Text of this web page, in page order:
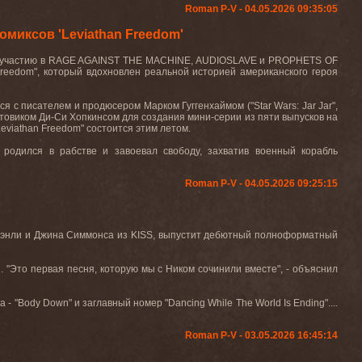
Roman P-V - 04.05.2026 09:35:05
'Leviathan Freedom'
в RAGE AGAINST THE MACHINE, AUDIOSLAVE и PROPHETS OF
который вдохновлен реальной историей американского героя
с писателем и продюсером Марком Гуггенхаймом ("Star Wars: Jar Jar",
Ди-Си Хопкинсом для создания мини-серии из пяти выпусков на
Freedom" состоится этим летом.
в рабстве и завоевал свободу, захватив военный корабль
Roman P-V - 04.05.2026 09:25:15
и Джина Симмонса из KISS, выпустит дебютный полноформатный
первая песня, которую мы с Ником сочинили вместе", - объяснил
"Body Down" и заглавный номер "Dancing While The World Is Ending"....
Roman P-V - 03.05.2026 16:45:14